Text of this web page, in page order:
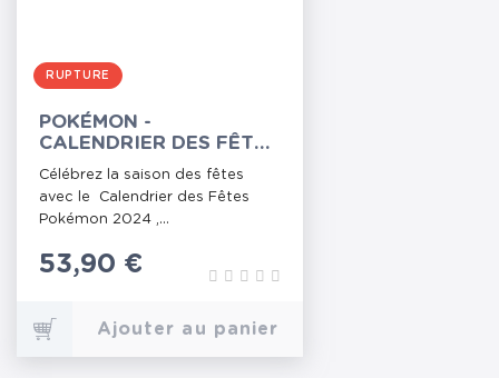
RUPTURE
POKÉMON -
CALENDRIER DES FÊTES
2024
Célébrez la saison des fêtes
avec le Calendrier des Fêtes
Pokémon 2024 ,...
Prix
53,90 €
Ajouter au panier